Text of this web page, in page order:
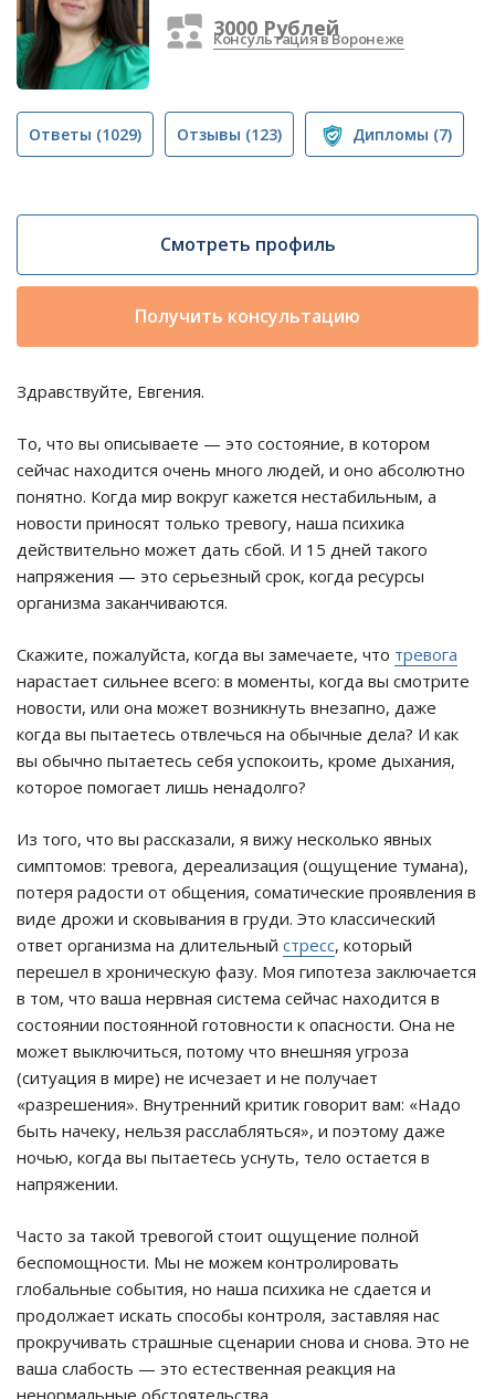
3000 Рублей
Консультация в Воронеже
Ответы (1029) Отзывы (123) Дипломы (7)
Смотреть профиль
Получить консультацию
Здравствуйте, Евгения.
То, что вы описываете — это состояние, в котором
сейчас находится очень много людей, и оно абсолютно
понятно. Когда мир вокруг кажется нестабильным, а
новости приносят только тревогу, наша психика
действительно может дать сбой. И 15 дней такого
напряжения — это серьезный срок, когда ресурсы
организма заканчиваются.
Скажите, пожалуйста, когда вы замечаете, что тревога
нарастает сильнее всего: в моменты, когда вы смотрите
новости, или она может возникнуть внезапно, даже
когда вы пытаетесь отвлечься на обычные дела? И как
вы обычно пытаетесь себя успокоить, кроме дыхания,
которое помогает лишь ненадолго?
Из того, что вы рассказали, я вижу несколько явных
симптомов: тревога, дереализация (ощущение тумана),
потеря радости от общения, соматические проявления в
виде дрожи и сковывания в груди. Это классический
ответ организма на длительный стресс, который
перешел в хроническую фазу. Моя гипотеза заключается
в том, что ваша нервная система сейчас находится в
состоянии постоянной готовности к опасности. Она не
может выключиться, потому что внешняя угроза
(ситуация в мире) не исчезает и не получает
«разрешения». Внутренний критик говорит вам: «Надо
быть начеку, нельзя расслабляться», и поэтому даже
ночью, когда вы пытаетесь уснуть, тело остается в
напряжении.
Часто за такой тревогой стоит ощущение полной
беспомощности. Мы не можем контролировать
глобальные события, но наша психика не сдается и
продолжает искать способы контроля, заставляя нас
прокручивать страшные сценарии снова и снова. Это не
ваша слабость — это естественная реакция на